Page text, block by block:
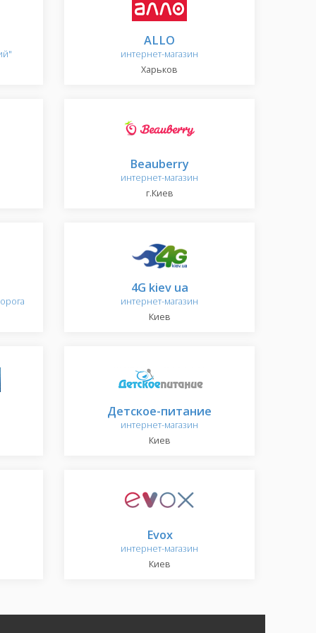
ALLO
интернет-магазин
Харьков
Beauberry
интернет-магазин
г.Киев
4G kiev ua
интернет-магазин
Киев
Детское-питание
интернет-магазин
Киев
Evox
интернет-магазин
Киев